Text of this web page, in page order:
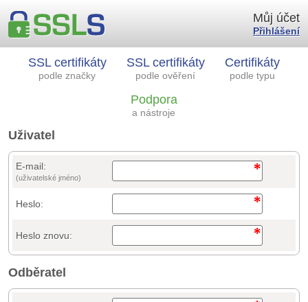
SSL certifikáty
podle značky
SSL certifikáty
podle ověření
Certifikáty
podle typu
Podpora
a nástroje
Můj účet
Přihlášení
Uživatel
E-mail:
(uživatelské jméno)
Heslo:
Heslo znovu:
Odběratel